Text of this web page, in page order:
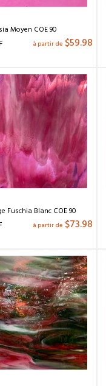
Moyen COE 90
à partir de $59.98
Fuschia Blanc COE 90
à partir de $73.98